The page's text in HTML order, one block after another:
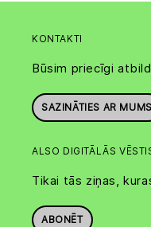
KONTAKTI
Būsim priecīgi
SAZINĀTIES AR MUMS
ALSO DIGITĀLĀS
Tikai tās ziņas,
ABONĒT